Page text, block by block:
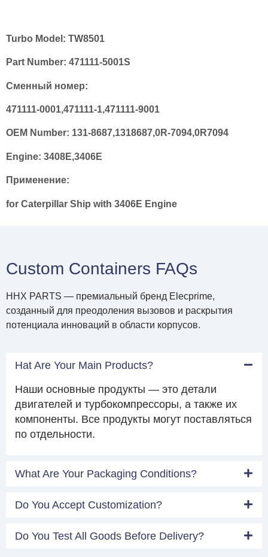
Turbo Model: TW8501
Part Number: 471111-5001S
Сменный номер:
471111-0001,471111-1,471111-9001
OEM Number: 131-8687,1318687,0R-7094,0R7094
Engine: 3408E,3406E
Применение:
for Caterpillar Ship with 3406E Engine
Custom Containers FAQs
HHX PARTS — премиальный бренд Elecprime,
созданный для преодоления вызовов и раскрытия
потенциала инноваций в области корпусов.
Hat Are Your Main Products?
Наши основные продукты — это детали
двигателей и турбокомпрессоры, а также их
компоненты. Все продукты могут поставляться
по отдельности.
What Are Your Packaging Conditions?
Do You Accept Customization?
Do You Test All Goods Before Delivery?